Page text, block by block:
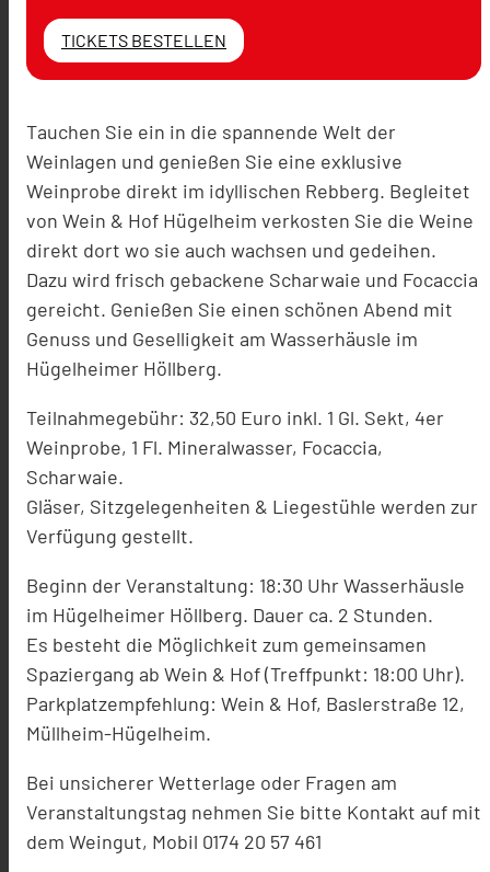
TICKETS BESTELLEN
Tauchen Sie ein in die spannende Welt der
Weinlagen und genießen Sie eine exklusive
Weinprobe direkt im idyllischen Rebberg. Begleitet
von Wein & Hof Hügelheim verkosten Sie die Weine
direkt dort wo sie auch wachsen und gedeihen.
Dazu wird frisch gebackene Scharwaie und Focaccia
gereicht. Genießen Sie einen schönen Abend mit
Genuss und Geselligkeit am Wasserhäusle im
Hügelheimer Höllberg.
Teilnahmegebühr: 32,50 Euro inkl. 1 Gl. Sekt, 4er
Weinprobe, 1 Fl. Mineralwasser, Focaccia,
Scharwaie.
Gläser, Sitzgelegenheiten & Liegestühle werden zur
Verfügung gestellt.
Beginn der Veranstaltung: 18:30 Uhr Wasserhäusle
im Hügelheimer Höllberg. Dauer ca. 2 Stunden.
Es besteht die Möglichkeit zum gemeinsamen
Spaziergang ab Wein & Hof (Treffpunkt: 18:00 Uhr).
Parkplatzempfehlung: Wein & Hof, Baslerstraße 12,
Müllheim-Hügelheim.
Bei unsicherer Wetterlage oder Fragen am
Veranstaltungstag nehmen Sie bitte Kontakt auf mit
dem Weingut, Mobil 0174 20 57 461